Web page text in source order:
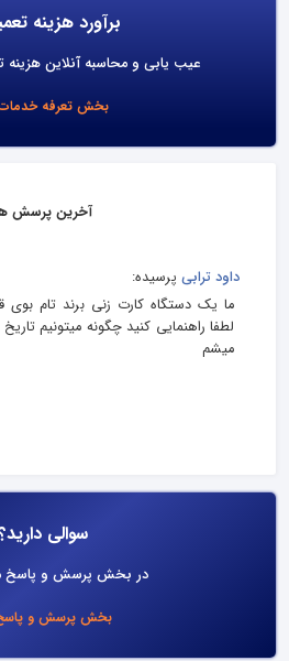
برآورد هزینه
عیب یابی و محاسبه آنلاین هزینه
بخش تعرفه
آخرین پرسش
داود ترابی پرسیده:
ما یک دستگاه کارت زنی برند تام بوی
لطفا راهنمایی کنید چگونه میتونیم
میشم
سوالی
در بخش پرسش و پاسخ
بخش پرسش و